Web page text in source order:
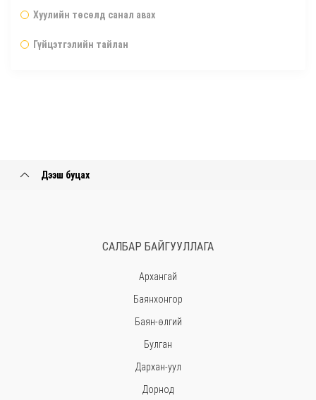
Хуулийн төсөлд санал авах
Гүйцэтгэлийн тайлан
Дээш буцах
САЛБАР БАЙГУУЛЛАГА
Архангай
Баянхонгор
Баян-өлгий
Булган
Дархан-уул
Дорнод